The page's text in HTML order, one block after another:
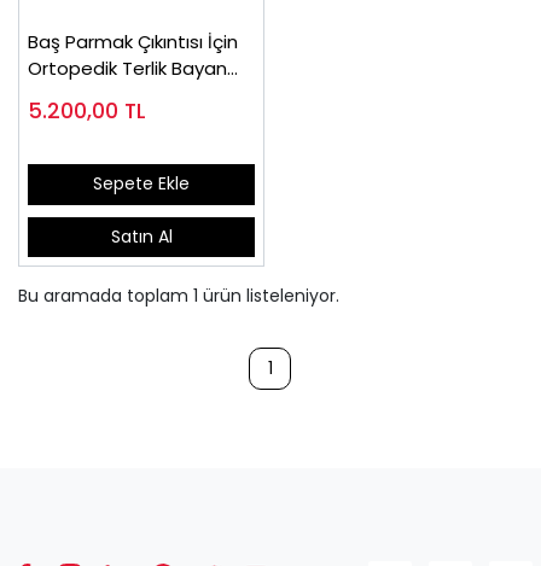
Baş Parmak Çıkıntısı İçin
Ortopedik Terlik Bayan
5.200,00 TL
Sepete Ekle
Satın Al
Bu aramada toplam 1 ürün listeleniyor.
1